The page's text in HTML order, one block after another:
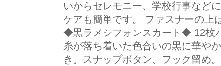
いからセレモニー、学校行事など
ケアも簡単です。 ファスナーの上
◆黒ラメシフォンスカート◆ 12枚
糸が落ち着いた色合いの黒に華や
き。スナップボタン、フック留